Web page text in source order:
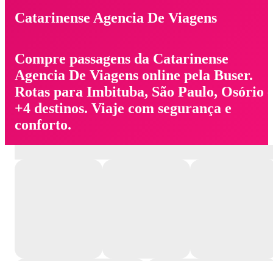
Catarinense Agencia De Viagens
Compre passagens da Catarinense
Agencia De Viagens online pela Buser.
Rotas para Imbituba, São Paulo, Osório
+4 destinos. Viaje com segurança e
conforto.